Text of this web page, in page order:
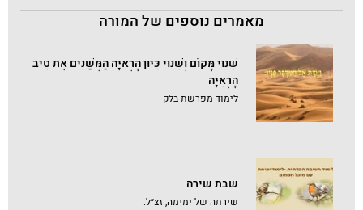
מאמרים נוספים של המורה
שִׁנּוּי מָּקוֹם וְשִׁנּוּי כִּיּוּן הָרְאִיָּה הַמְּשַׁנִּים אֶת טִיב
הָרְאִיָּה
לימוד מפרשת בלק
שבת שירה
שירתה של ימימה, זצ״ל.